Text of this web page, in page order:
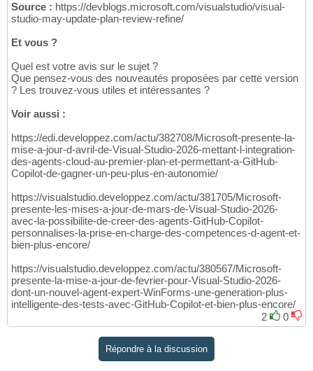
Source : https://devblogs.microsoft.com/visualstudio/visual-
studio-may-update-plan-review-refine/
Et vous ?
Quel est votre avis sur le sujet ?
Que pensez-vous des nouveautés proposées par cette version
? Les trouvez-vous utiles et intéressantes ?
Voir aussi :
https://edi.developpez.com/actu/382708/Microsoft-presente-la-
mise-a-jour-d-avril-de-Visual-Studio-2026-mettant-l-integration-
des-agents-cloud-au-premier-plan-et-permettant-a-GitHub-
Copilot-de-gagner-un-peu-plus-en-autonomie/
https://visualstudio.developpez.com/actu/381705/Microsoft-
presente-les-mises-a-jour-de-mars-de-Visual-Studio-2026-
avec-la-possibilite-de-creer-des-agents-GitHub-Copilot-
personnalises-la-prise-en-charge-des-competences-d-agent-et-
bien-plus-encore/
https://visualstudio.developpez.com/actu/380567/Microsoft-
presente-la-mise-a-jour-de-fevrier-pour-Visual-Studio-2026-
dont-un-nouvel-agent-expert-WinForms-une-generation-plus-
intelligente-des-tests-avec-GitHub-Copilot-et-bien-plus-encore/
2
0
Répondre à la discussion